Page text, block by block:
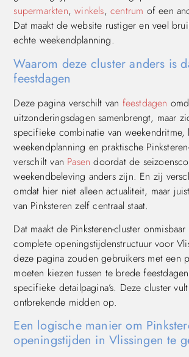
supermarkten,winkels,centrum of een
Dat maakt de website rustiger en veel
echte weekendplanning.
Waarom deze cluster anders is
feestdagen
Deze pagina verschilt van feestdagen
uitzonderingsdagen samenbrengt, maar
specifieke combinatie van weekendritme,
weekendplanning en praktische
verschilt van Pasen doordat de
weekendbeleving anders zijn. En zij
omdat hier niet alleen actualiteit, maar
van Pinksteren zelf centraal staat.
Dat maakt de Pinksteren-cluster
complete openingstijdenstructuur voor
deze pagina zouden gebruikers met een
moeten kiezen tussen te brede
specifieke detailpagina’s. Deze cluster
ontbrekende midden op.
Een logische manier om
openingstijden in Vlissingen te